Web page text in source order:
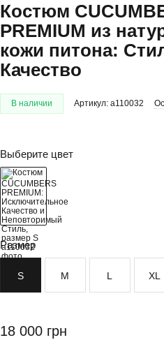
Костюм
PREMIUM из
кожи питона:
Качество
В наличии Артикул: a110032
Выберите цвет
Размер
S M L XL
18 000 грн